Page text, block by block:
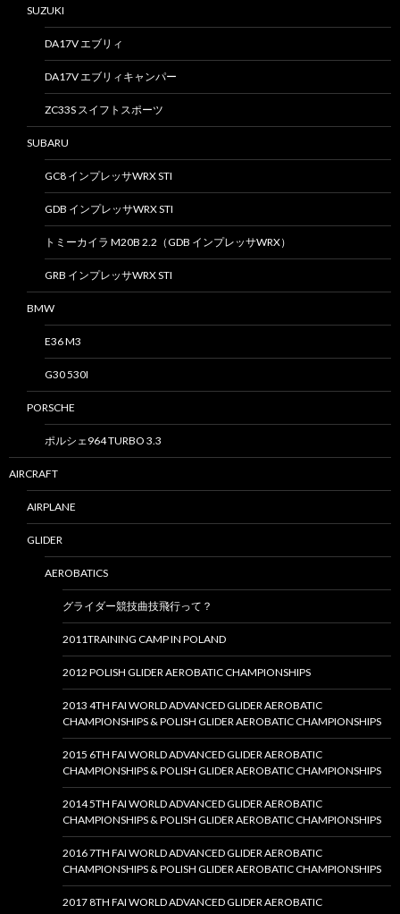
SUZUKI
DA17V エブリィ
DA17V エブリィキャンパー
ZC33S スイフトスポーツ
SUBARU
GC8 インプレッサWRX STI
GDB インプレッサWRX STI
トミーカイラ M20B 2.2（GDB インプレッサWRX）
GRB インプレッサWRX STI
BMW
E36 M3
G30 530I
PORSCHE
ポルシェ964 TURBO 3.3
AIRCRAFT
AIRPLANE
GLIDER
AEROBATICS
グライダー競技曲技飛行って？
2011TRAINING CAMP IN POLAND
2012 POLISH GLIDER AEROBATIC CHAMPIONSHIPS
2013 4TH FAI WORLD ADVANCED GLIDER AEROBATIC
CHAMPIONSHIPS & POLISH GLIDER AEROBATIC CHAMPIONSHIPS
2015 6TH FAI WORLD ADVANCED GLIDER AEROBATIC
CHAMPIONSHIPS & POLISH GLIDER AEROBATIC CHAMPIONSHIPS
2014 5TH FAI WORLD ADVANCED GLIDER AEROBATIC
CHAMPIONSHIPS & POLISH GLIDER AEROBATIC CHAMPIONSHIPS
2016 7TH FAI WORLD ADVANCED GLIDER AEROBATIC
CHAMPIONSHIPS & POLISH GLIDER AEROBATIC CHAMPIONSHIPS
2017 8TH FAI WORLD ADVANCED GLIDER AEROBATIC